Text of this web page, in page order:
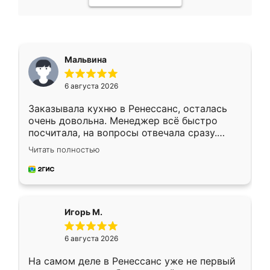
Мальвина
6 августа 2026
Заказывала кухню в Ренессанс, осталась
очень довольна. Менеджер всё быстро
посчитала, на вопросы отвечала сразу.
Замерщик приехал в субботу, подошёл к
делу со всей ответственностью. Собрали
за день, ребята работали аккуратно, даже
Читать полностью
Игорь М.
6 августа 2026
На самом деле в Ренессанс уже не первый